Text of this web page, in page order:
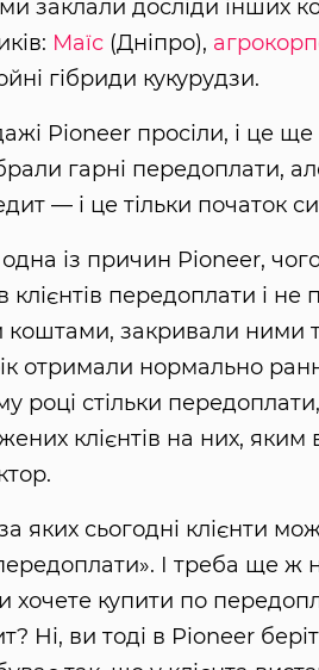
заклали досліди інших
Маїс(Дніпро),
гібриди кукурудзи.
Pioneer просіли, і це ще
гарні передоплати,
— і це тільки початок
із причин Pioneer,
передоплати і не
закривали ними
отримали нормально
році стільки
клієнтів на них,
яких сьогодні клієнти
І треба ще ж
хочете купити по
Ні, ви тоді в Pioneer